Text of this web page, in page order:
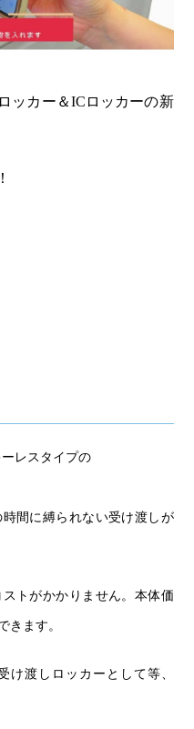
ッカー＆ICロッカーの新
レスタイプの
間に縛られない受け渡しが
トがかかりません。本体価
きます。
け渡しロッカーとして等、